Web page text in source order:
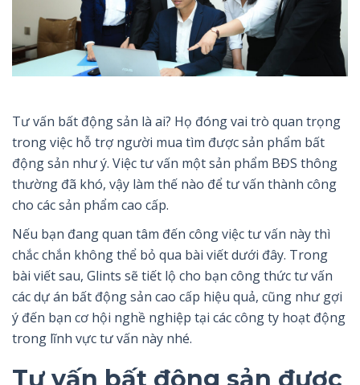
Tư vấn bất động sản là ai? Họ đóng vai trò quan trọng
trong việc hỗ trợ người mua tìm được sản phẩm bất
động sản như ý. Việc tư vấn một sản phẩm BĐS thông
thường đã khó, vậy làm thế nào để tư vấn thành công
cho các sản phẩm cao cấp.
Nếu bạn đang quan tâm đến công việc tư vấn này thì
chắc chắn không thể bỏ qua bài viết dưới đây. Trong
bài viết sau, Glints sẽ tiết lộ cho bạn công thức tư vấn
các dự án bất động sản cao cấp hiệu quả, cũng như gợi
ý đến bạn cơ hội nghề nghiệp tại các công ty hoạt động
trong lĩnh vực tư vấn này nhé.